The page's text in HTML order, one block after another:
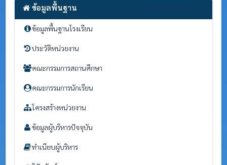
ข้อมูลพื้นฐาน
ข้อมูลพื้นฐานโรงเรียน
ประวัติหน่วยงาน
คณะกรรมการสถานศึกษา
คณะกรรมการนักเรียน
โครงสร้างหน่วยงาน
ข้อมูลผู้บริหารปัจจุบัน
ทำเนียบผู้บริหาร